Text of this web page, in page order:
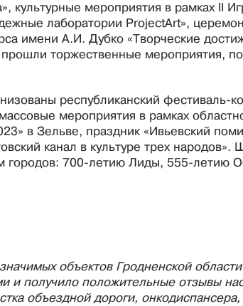
культурные мероприятия в рамках II
лаборатории ProjectArt»,
имени А.И. Дубко «Творческие
торжественные мероприятия,
республиканский фестиваль-
мероприятия в рамках
в Зельве, праздник «Ивьевский
канал в культуре трех
городов: 700-летию Лиды, 555-летию
объектов Гродненской
и получило положительные отзывы
объездной дороги,